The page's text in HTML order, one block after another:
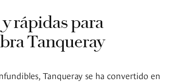
rápidas para
Tanqueray
Tanqueray se ha convertido en